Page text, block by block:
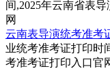
云南表导演统考准考
业统考准考证打印时
考准考证打印入口官